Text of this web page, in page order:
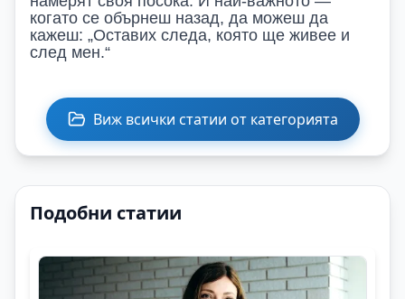
когато се обърнеш назад, да можеш да
кажеш: „Оставих следа, която ще живее и
след мен.“
Виж всички статии от категорията
Подобни статии